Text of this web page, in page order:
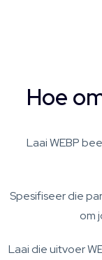
Hoe
Laai WEBP
Spesifiseer die
om
Laai die uitvoer